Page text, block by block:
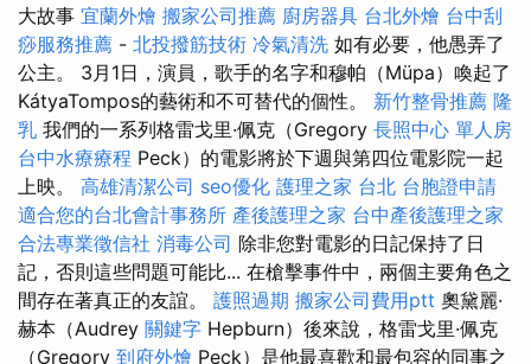
大故事 宜蘭外燴 搬家公司推薦 廚房器具 台北外燴 台中刮
痧服務推薦 - 北投撥筋技術 冷氣清洗 如有必要，他愚弄了
公主。 3月1日，演員，歌手的名字和穆帕（Müpa）喚起了
KátyaTompos的藝術和不可替代的個性。 新竹整骨推薦 隆
乳 我們的一系列格雷戈里·佩克（Gregory 長照中心 單人房
台中水療療程 Peck）的電影將於下週與第四位電影院一起
上映。 高雄清潔公司 seo優化 護理之家 台北 台胞證申請
適合您的台北會計事務所 產後護理之家 台中產後護理之家
合法專業徵信社 消毒公司 除非您對電影的日記保持了日
記，否則這些問題可能比... 在槍擊事件中，兩個主要角色之
間存在著真正的友誼。 護照過期 搬家公司費用ptt 奧黛麗·
赫本（Audrey 關鍵字 Hepburn）後來說，格雷戈里·佩克
（Gregory 到府外燴 Peck）是他最喜歡和最包容的同事之